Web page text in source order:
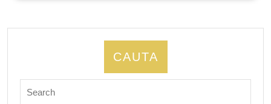
CAUTA
for: